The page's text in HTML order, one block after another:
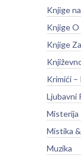
Knjige
Knjige O
Knjige
Krimići –
Ljubavni
Misterija
Mistika
Muzika